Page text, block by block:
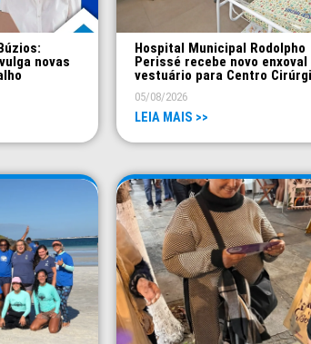
novas
Hospital Municipal Rodolpho
Perissé recebe novo enxoval
vestuário para Centro
05/08/2026
LEIA MAIS >>